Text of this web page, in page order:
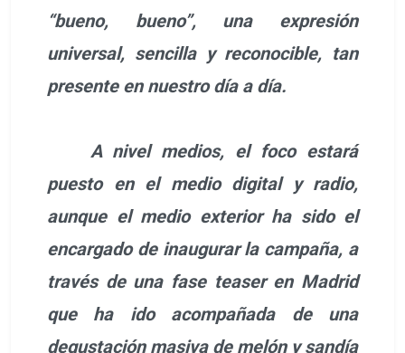
“bueno, bueno”, una expresión
universal, sencilla y reconocible, tan
presente en nuestro día a día.
A nivel medios, el foco estará
puesto en el medio digital y radio,
aunque el medio exterior ha sido el
encargado de inaugurar la campaña, a
través de una fase teaser en Madrid
que ha ido acompañada de una
degustación masiva de melón y sandía